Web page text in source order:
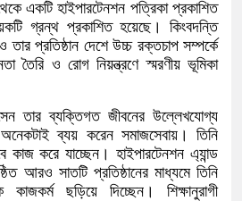
একটি হাইপারটেনশন পত্রিকা প্রকাশিত
গ্রন্থ প্রকাশিত হয়েছে। কিংবদন্তি
প্রতিষ্ঠান দেশে উচ্চ রক্তচাপ সম্পর্কে
তৈরি ও রোগ নিয়ন্ত্রণে স্মরণীয় ভূমিকা
তার ব্যক্তিগত জীবনের উল্লেখযোগ্য
ব্যয় করেন সমাজসেবায়। তিনি
কাজ করে যাচ্ছেন। হাইপারটেনশন এ্যান্ড
আরও সাতটি প্রতিষ্ঠানের মাধ্যমে তিনি
কাজকর্ম ছড়িয়ে দিচ্ছেন। শিক্ষানুরাগী